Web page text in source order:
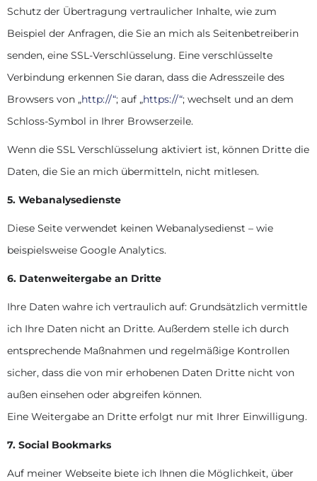
Schutz der Übertragung vertraulicher Inhalte, wie zum
Beispiel der Anfragen, die Sie an mich als Seitenbetreiberin
senden, eine SSL-Verschlüsselung. Eine verschlüsselte
Verbindung erkennen Sie daran, dass die Adresszeile des
Browsers von „http://“; auf „https://“; wechselt und an dem
Schloss-Symbol in Ihrer Browserzeile.
Wenn die SSL Verschlüsselung aktiviert ist, können Dritte die
Daten, die Sie an mich übermitteln, nicht mitlesen.
5. Webanalysedienste
Diese Seite verwendet keinen Webanalysedienst – wie
beispielsweise Google Analytics.
6. Datenweitergabe an Dritte
Ihre Daten wahre ich vertraulich auf: Grundsätzlich vermittle
ich Ihre Daten nicht an Dritte. Außerdem stelle ich durch
entsprechende Maßnahmen und regelmäßige Kontrollen
sicher, dass die von mir erhobenen Daten Dritte nicht von
außen einsehen oder abgreifen können.
Eine Weitergabe an Dritte erfolgt nur mit Ihrer Einwilligung.
7. Social Bookmarks
Auf meiner Webseite biete ich Ihnen die Möglichkeit, über